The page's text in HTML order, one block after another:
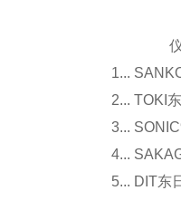
仪器
1...
2... TOKI
3...
4...
5... DIT东